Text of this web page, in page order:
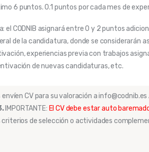
6 puntos. 0.1 puntos por cada mes de
el CODNIB asignará entre 0 y 2 puntos
de la candidatura, donde se considerarán
experiencias previa con trabajos
de nuevas candidaturas, etc.
CV para su valoración a info@codnib.es
IMPORTANTE: El CV debe estar auto
criterios de selección o actividades